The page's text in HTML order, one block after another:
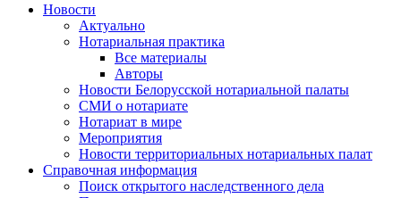
Новости
Актуально
Нотариальная практика
Все материалы
Авторы
Новости Белорусской нотариальной палаты
СМИ о нотариате
Нотариат в мире
Мероприятия
Новости территориальных нотариальных палат
Справочная информация
Поиск открытого наследственного дела